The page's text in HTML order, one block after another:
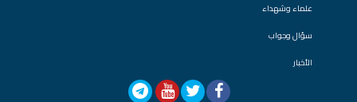
علماء وشهداء
سؤال وجواب
الأخبار